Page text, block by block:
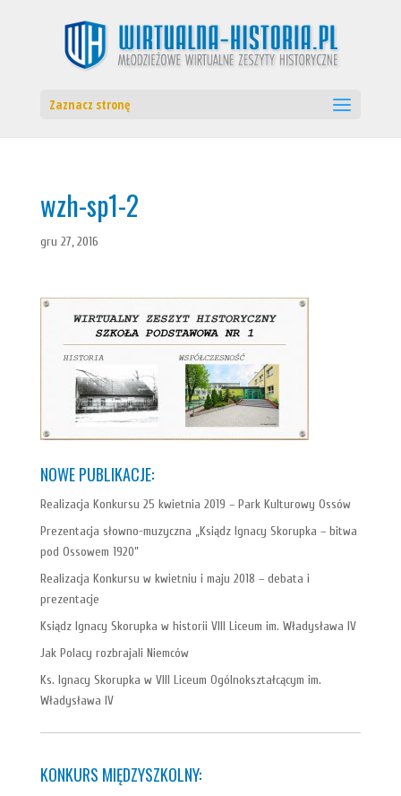
Zaznacz stronę
wzh-sp1-2
gru 27, 2016
NOWE PUBLIKACJE:
Realizacja Konkursu 25 kwietnia 2019 – Park Kulturowy Ossów
Prezentacja słowno-muzyczna „Ksiądz Ignacy Skorupka – bitwa
pod Ossowem 1920”
Realizacja Konkursu w kwietniu i maju 2018 – debata i
prezentacje
Ksiądz Ignacy Skorupka w historii VIII Liceum im. Władysława IV
Jak Polacy rozbrajali Niemców
Ks. Ignacy Skorupka w VIII Liceum Ogólnokształcącym im.
Władysława IV
KONKURS MIĘDZYSZKOLNY: